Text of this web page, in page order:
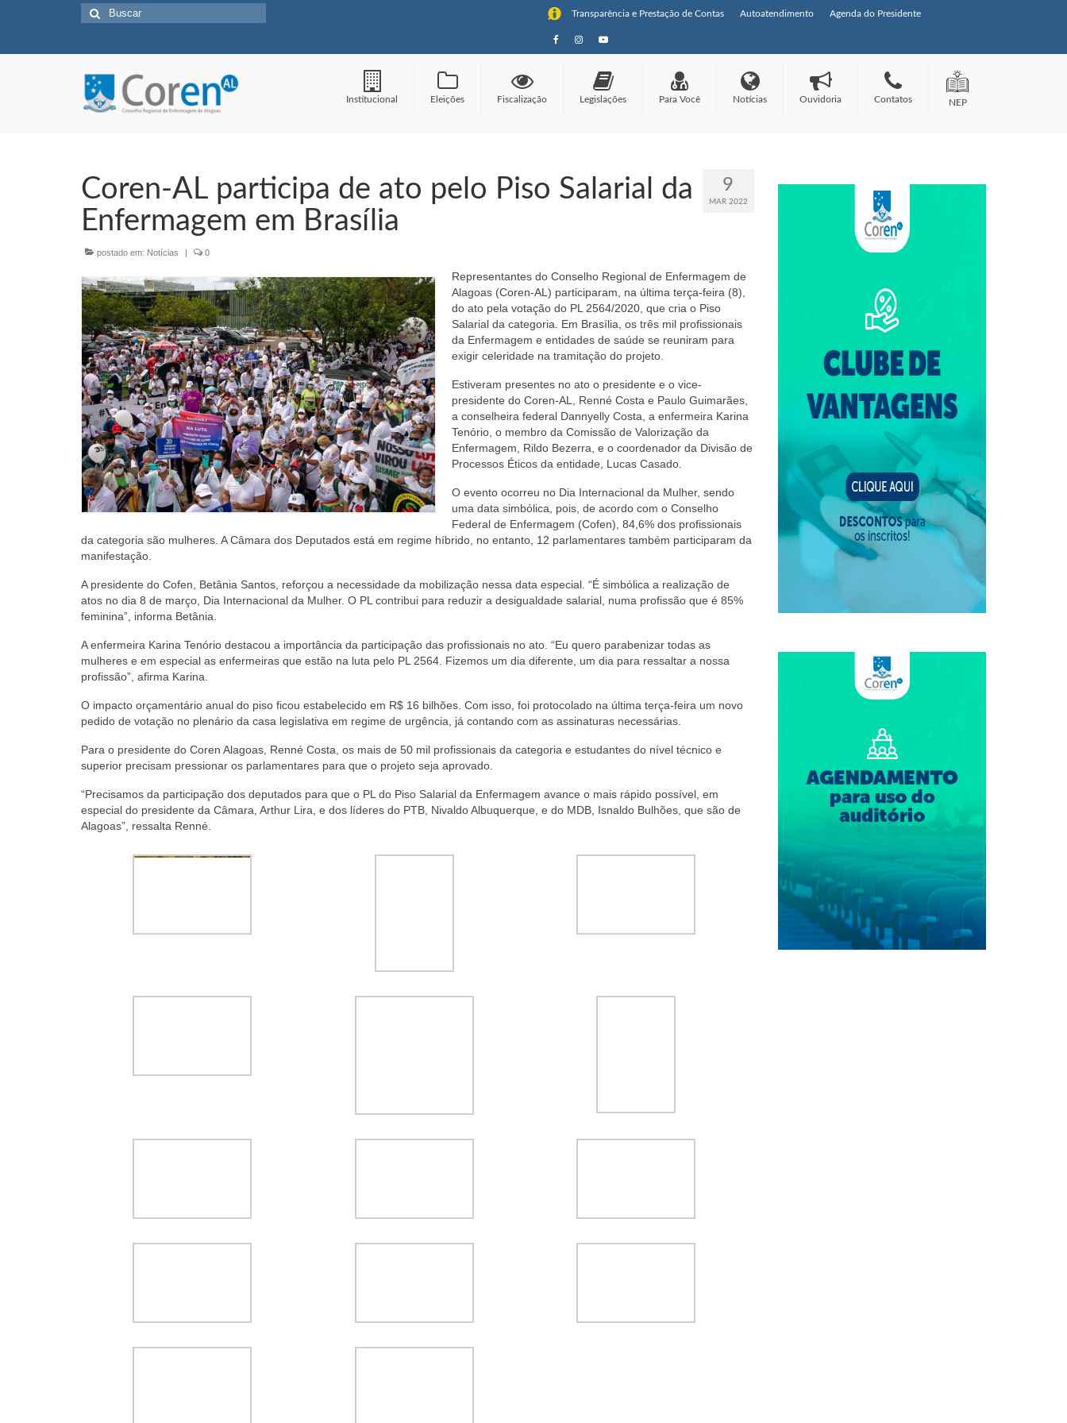
Transparência e Prestação de Contas Autoatendimento Agenda do Presidente
Buscar
por:
Institucional Eleições Fiscalização Legislações Para Você Notícias Ouvidoria Contatos NEP
9
MAR 2022
Coren-AL participa de ato pelo Piso Salarial da
Enfermagem em Brasília
postado em: Notícias | 0
Representantes do Conselho Regional de Enfermagem de
Alagoas (Coren-AL) participaram, na última terça-feira (8),
do ato pela votação do PL 2564/2020, que cria o Piso
Salarial da categoria. Em Brasília, os três mil profissionais
da Enfermagem e entidades de saúde se reuniram para
exigir celeridade na tramitação do projeto.
Estiveram presentes no ato o presidente e o vice-
presidente do Coren-AL, Renné Costa e Paulo Guimarães,
a conselheira federal Dannyelly Costa, a enfermeira Karina
Tenório, o membro da Comissão de Valorização da
Enfermagem, Rildo Bezerra, e o coordenador da Divisão de
Processos Éticos da entidade, Lucas Casado.
O evento ocorreu no Dia Internacional da Mulher, sendo
uma data simbólica, pois, de acordo com o Conselho
Federal de Enfermagem (Cofen), 84,6% dos profissionais
da categoria são mulheres. A Câmara dos Deputados está em regime híbrido, no entanto, 12 parlamentares também participaram da
manifestação.
A presidente do Cofen, Betânia Santos, reforçou a necessidade da mobilização nessa data especial. “É simbólica a realização de
atos no dia 8 de março, Dia Internacional da Mulher. O PL contribui para reduzir a desigualdade salarial, numa profissão que é 85%
feminina”, informa Betânia.
A enfermeira Karina Tenório destacou a importância da participação das profissionais no ato. “Eu quero parabenizar todas as
mulheres e em especial as enfermeiras que estão na luta pelo PL 2564. Fizemos um dia diferente, um dia para ressaltar a nossa
profissão”, afirma Karina.
O impacto orçamentário anual do piso ficou estabelecido em R$ 16 bilhões. Com isso, foi protocolado na última terça-feira um novo
pedido de votação no plenário da casa legislativa em regime de urgência, já contando com as assinaturas necessárias.
Para o presidente do Coren Alagoas, Renné Costa, os mais de 50 mil profissionais da categoria e estudantes do nível técnico e
superior precisam pressionar os parlamentares para que o projeto seja aprovado.
“Precisamos da participação dos deputados para que o PL do Piso Salarial da Enfermagem avance o mais rápido possível, em
especial do presidente da Câmara, Arthur Lira, e dos líderes do PTB, Nivaldo Albuquerque, e do MDB, Isnaldo Bulhões, que são de
Alagoas”, ressalta Renné.